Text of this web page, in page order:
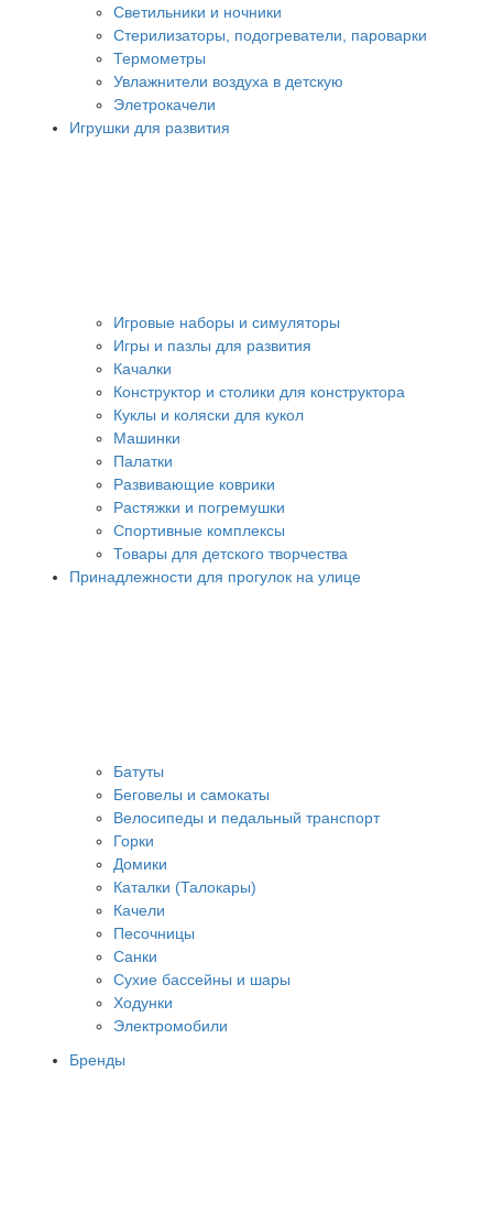
Светильники и ночники
Стерилизаторы, подогреватели, пароварки
Термометры
Увлажнители воздуха в детскую
Элетрокачели
Игрушки для развития
Игровые наборы и симуляторы
Игры и пазлы для развития
Качалки
Конструктор и столики для конструктора
Куклы и коляски для кукол
Машинки
Палатки
Развивающие коврики
Растяжки и погремушки
Спортивные комплексы
Товары для детского творчества
Принадлежности для прогулок на улице
Батуты
Беговелы и самокаты
Велосипеды и педальный транспорт
Горки
Домики
Каталки (Талокары)
Качели
Песочницы
Санки
Сухие бассейны и шары
Ходунки
Электромобили
Бренды